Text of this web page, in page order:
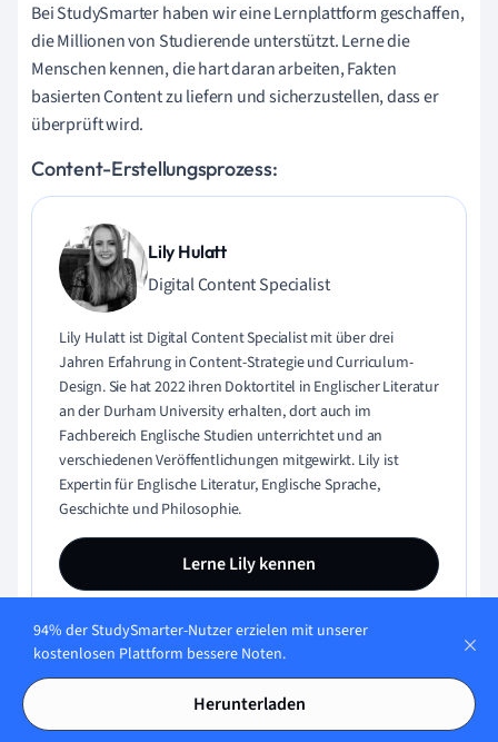
Bei StudySmarter haben wir eine Lernplattform geschaffen,
die Millionen von Studierende unterstützt. Lerne die
Menschen kennen, die hart daran arbeiten, Fakten
basierten Content zu liefern und sicherzustellen, dass er
überprüft wird.
Content-Erstellungsprozess:
Lily Hulatt
Digital Content Specialist
Lily Hulatt ist Digital Content Specialist mit über drei
Jahren Erfahrung in Content-Strategie und Curriculum-
Design. Sie hat 2022 ihren Doktortitel in Englischer Literatur
an der Durham University erhalten, dort auch im
Fachbereich Englische Studien unterrichtet und an
verschiedenen Veröffentlichungen mitgewirkt. Lily ist
Expertin für Englische Literatur, Englische Sprache,
Geschichte und Philosophie.
Lerne Lily kennen
Inhaltliche Qualität geprüft von:
94% der StudySmarter-Nutzer erzielen mit unserer
kostenlosen Plattform bessere Noten.
Herunterladen